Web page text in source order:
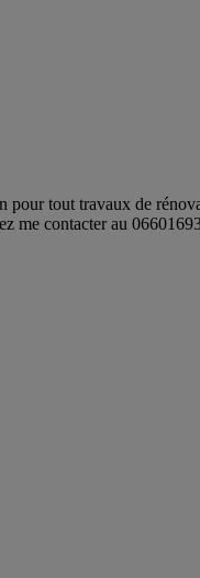
tout travaux de
me contacter au